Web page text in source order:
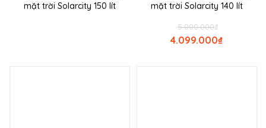
mặt trời Solarcity 150 lít
mặt trời Solarcity 140 lít
₫
5.000.000
₫
4.099.000